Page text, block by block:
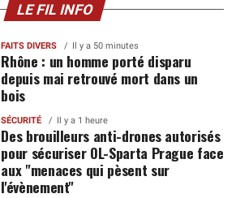
LE FIL INFO
FAITS DIVERS Il y a 50 minutes
Rhône : un homme porté disparu
depuis mai retrouvé mort dans un
bois
SÉCURITÉ Il y a 1 heure
Des brouilleurs anti-drones autorisés
pour sécuriser OL-Sparta Prague face
aux "menaces qui pèsent sur
l'évènement"